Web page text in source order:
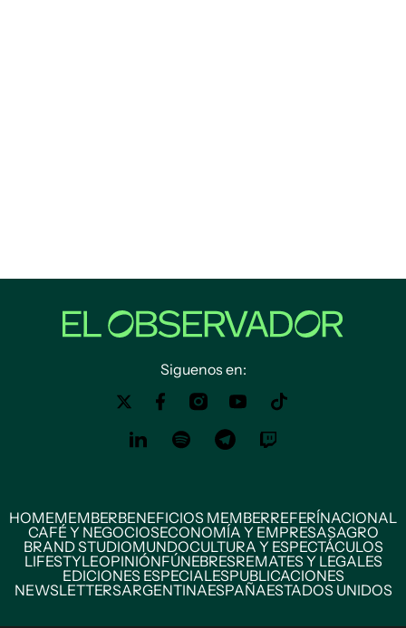
Siguenos en:
HOMEMEMBERBENEFICIOS MEMBERREFERÍNACIONAL
CAFÉ Y NEGOCIOSECONOMÍA Y EMPRESASAGRO
BRAND STUDIOMUNDOCULTURA Y ESPECTÁCULOS
LIFESTYLEOPINIÓNFÚNEBRESREMATES Y LEGALES
EDICIONES ESPECIALESPUBLICACIONES
NEWSLETTERSARGENTINAESPAÑAESTADOS UNIDOS